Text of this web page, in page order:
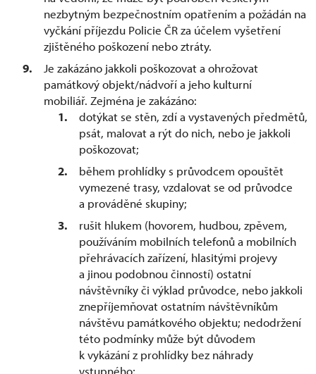
nezbytným bezpečnostním opatřením a požádán na
vyčkání příjezdu Policie ČR za účelem vyšetření
zjištěného poškození nebo ztráty.
Je zakázáno jakkoli poškozovat a ohrožovat
památkový objekt/nádvoří a jeho kulturní
mobiliář. Zejména je zakázáno:
dotýkat se stěn, zdí a vystavených předmětů,
psát, malovat a rýt do nich, nebo je jakkoli
poškozovat;
během prohlídky s průvodcem opouštět
vymezené trasy, vzdalovat se od průvodce
a prováděné skupiny;
rušit hlukem (hovorem, hudbou, zpěvem,
používáním mobilních telefonů a mobilních
přehrávacích zařízení, hlasitými projevy
a jinou podobnou činností) ostatní
návštěvníky či výklad průvodce, nebo jakkoli
znepříjemňovat ostatním návštěvníkům
návštěvu památkového objektu; nedodržení
této podmínky může být důvodem
k vykázání z prohlídky bez náhrady
vstupného;